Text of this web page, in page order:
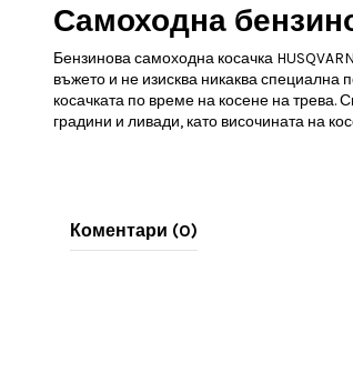
Самоходна
Бензинова самоходна косачка
въжето и не изисква никаква
косачката по време на косене на трева.
градини и ливади, като височината на
Коментари (0)